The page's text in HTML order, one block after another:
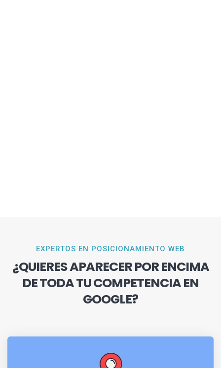
EXPERTOS EN POSICIONAMIENTO WEB
¿QUIERES APARECER POR ENCIMA
DE TODA TU COMPETENCIA EN
GOOGLE?